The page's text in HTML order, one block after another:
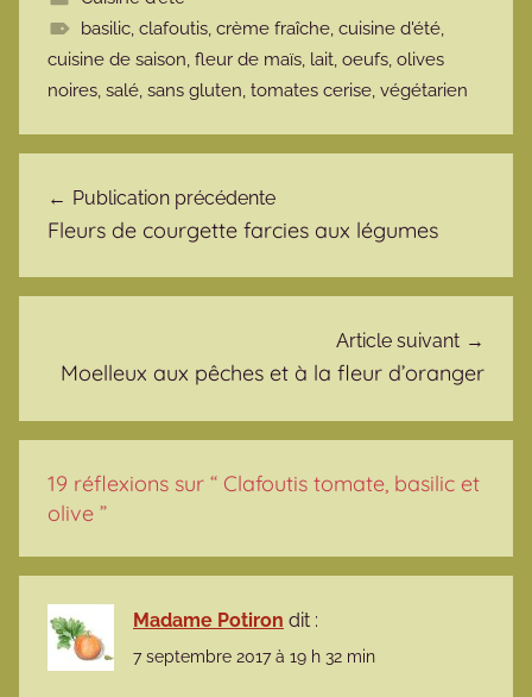
basilic, clafoutis, crème fraîche, cuisine d'été,
cuisine de saison, fleur de maïs, lait, oeufs, olives
noires, salé, sans gluten, tomates cerise, végétarien
Publication précédente
Fleurs de courgette farcies aux légumes
Article suivant
Moelleux aux pêches et à la fleur d’oranger
19 réflexions sur “ Clafoutis tomate, basilic et
olive ”
Madame Potiron dit :
7 septembre 2017 à 19 h 32 min